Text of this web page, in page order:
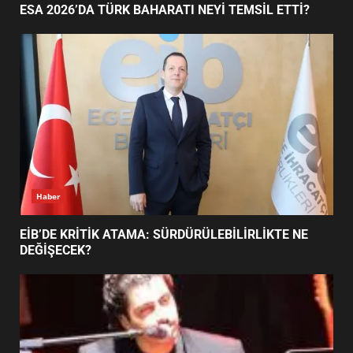
4
FİNALİNDE NE BAŞARDI?
5
BALIKESİR MÜZELERİNDE SÜRE
UZATILDI: NE DEĞİŞTİ?
BURHANİYE SATRANÇ
TURNUVASI KAYITLARI NEYİ
BURHANİYE BELEDİYESPOR’DA
YENİ YÖNETİM NASIL
ŞEKİLLENDİ?
ESA 2026’DA TÜRK BAHARATI NEYİ TEMSİL ETTİ?
Haber
EİB’DE KRİTİK ATAMA: SÜRDÜRÜLEBİLİRLİKTE NE
DEĞİŞECEK?